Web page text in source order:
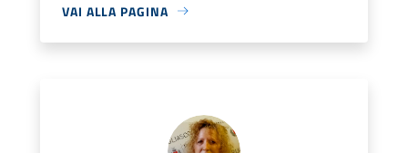
VAI ALLA PAGINA